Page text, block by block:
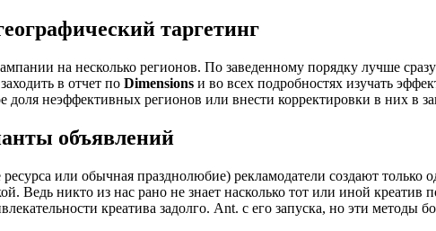
таргетинг
на несколько регионов. По заведенному порядку лучше
в отчет по Dimensions и во всех подробностях изучать
доля неэффективных регионов или внести корректировки в них в
объявлений
или обычная празднолюбие) рекламодатели создают
Ведь никто из нас рано не знает насколько тот или иной
креатива задолго. Ant. с его запуска, но эти методы